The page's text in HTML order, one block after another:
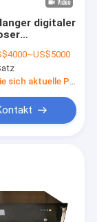
digitaler
mit
Latenz
Holen Sie sich aktuelle Preis